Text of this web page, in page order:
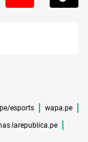
esports wapa.pe